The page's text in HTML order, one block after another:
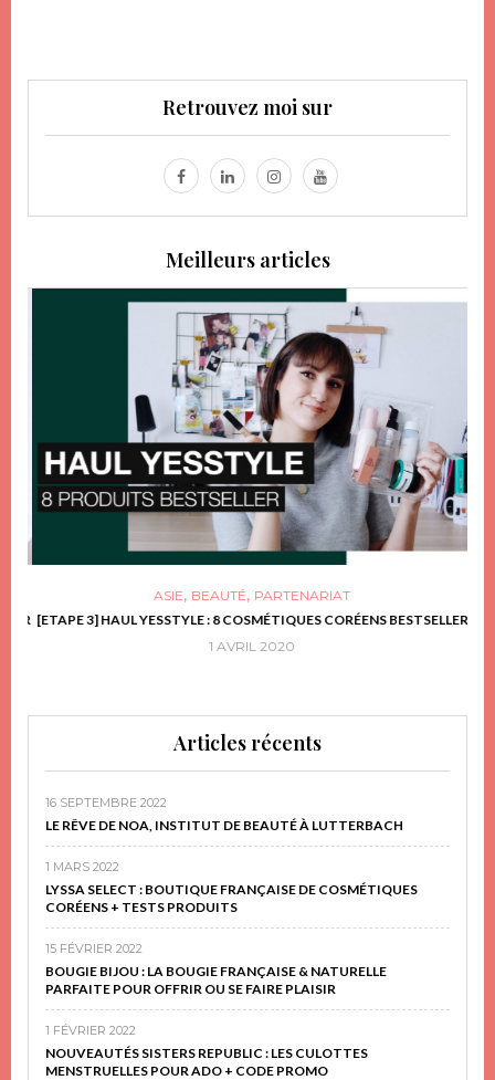
Retrouvez moi sur
Meilleurs articles
ASIE, BEAUTÉ, PARTENARIAT
[ETAPE 3] HAUL YESSTYLE : 8 COSMÉTIQUES CORÉENS BESTSELLER
1 AVRIL 2020
Articles récents
16 SEPTEMBRE 2022
LE RÊVE DE NOA, INSTITUT DE BEAUTÉ À LUTTERBACH
1 MARS 2022
LYSSA SELECT : BOUTIQUE FRANÇAISE DE COSMÉTIQUES
CORÉENS + TESTS PRODUITS
15 FÉVRIER 2022
BOUGIE BIJOU : LA BOUGIE FRANÇAISE & NATURELLE
PARFAITE POUR OFFRIR OU SE FAIRE PLAISIR
1 FÉVRIER 2022
NOUVEAUTÉS SISTERS REPUBLIC : LES CULOTTES
MENSTRUELLES POUR ADO + CODE PROMO